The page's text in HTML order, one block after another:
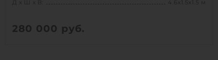
Д х Ш х В:
4.6х1.5х1.5 м
280 000 руб.